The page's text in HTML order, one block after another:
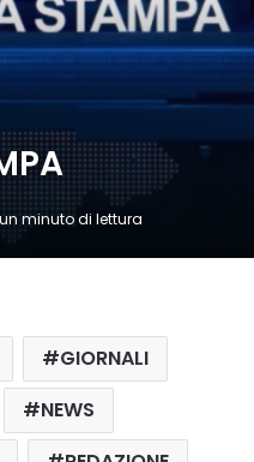
minuto di lettura
GIORNALI
NEWS